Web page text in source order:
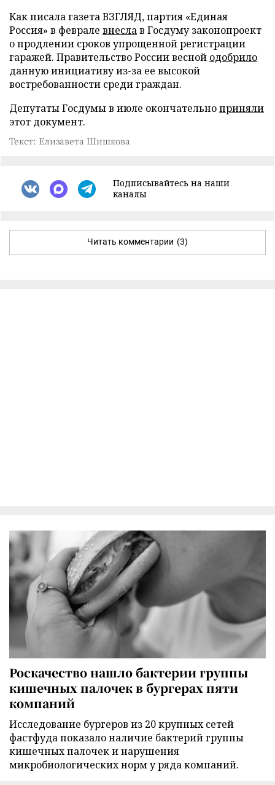
Как писала газета ВЗГЛЯД, партия «Единая
Россия» в феврале внеслав Госдуму законопроект
о продлении сроков упрощенной регистрации
гаражей. Правительство России весной одобрило
данную инициативу из-за ее высокой
востребованности среди граждан.
Депутаты Госдумы в июле окончательноприняли
этот документ.
Текст: Елизавета Шишкова
Подписывайтесь на наши
каналы
Читать комментарии (3)
Роскачество нашло бактерии группы
кишечных палочек в бургерах пяти
компаний
Исследование бургеров из 20 крупных сетей
фастфуда показало наличие бактерий группы
кишечных палочек и нарушения
микробиологических норм у ряда компаний.